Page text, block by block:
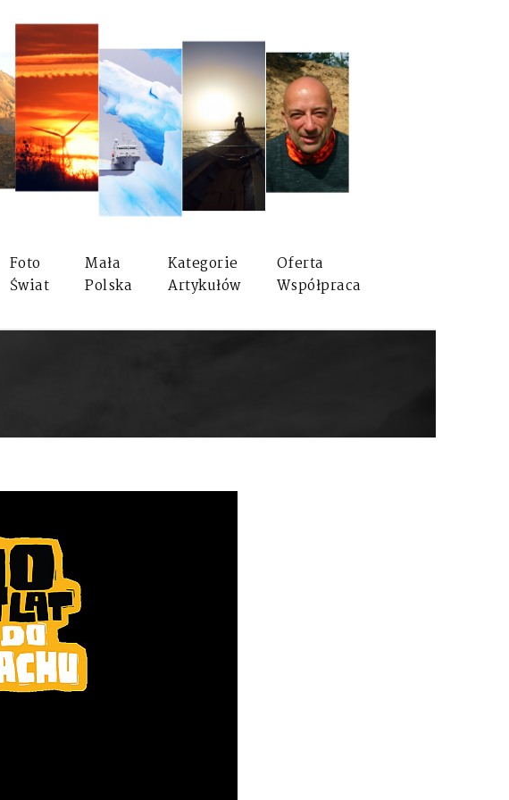
Foto
Świat
Mała
Polska
Kategorie
Artykułów
Oferta
Współpraca